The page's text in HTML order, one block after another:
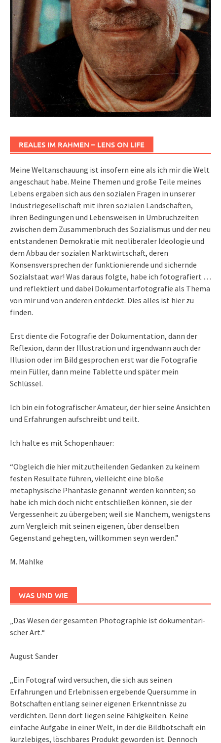
REALES IM RAHMEN – LENS ON LIFE
Meine Weltanschauung ist insofern eine als ich mir die Welt
angeschaut habe. Meine Themen und große Teile meines
Lebens ergaben sich aus den sozialen Fragen in unserer
Industriegesellschaft mit ihren sozialen Landschaften,
ihren Bedingungen und Lebensweisen in Umbruchzeiten
zwischen dem Zusammenbruch des Sozialismus und der neu
entstandenen Demokratie mit neoliberaler Ideologie und
dem Abbau der sozialen Marktwirtschaft, deren
Konsensversprechen der funktionierende und sichernde
Sozialstaat war! Was daraus folgte, habe ich fotografiert …
und reflektiert und dabei Dokumentarfotografie als Thema
von mir und von anderen entdeckt. Dies alles ist hier zu
finden.
Erst diente die Fotografie der Dokumentation, dann der
Reflexion, dann der Illustration und irgendwann auch der
Illusion oder im Bild gesprochen erst war die Fotografie
mein Füller, dann meine Tablette und später mein
Schlüssel.
Ich bin ein fotografischer Amateur, der hier seine Ansichten
und Erfahrungen aufschreibt und teilt.
Ich halte es mit Schopenhauer:
“Obgleich die hier mitzutheilenden Gedanken zu keinem
festen Resultate führen, vielleicht eine bloße
metaphysische Phantasie genannt werden könnten; so
habe ich mich doch nicht entschließen können, sie der
Vergessenheit zu übergeben; weil sie Manchem, wenigstens
zum Vergleich mit seinen eigenen, über denselben
Gegenstand gehegten, willkommen seyn werden.”
M. Mahlke
WAS UND WIE
„Das We­sen der ge­sam­ten Pho­to­gra­phie ist do­ku­men­ta­ri­
scher Art.“
August Sander
„Ein Fotograf wird versuchen, die sich aus seinen
Erfahrungen und Erlebnissen ergebende Quersumme in
Botschaften entlang seiner eigenen Erkenntnisse zu
verdichten. Denn dort liegen seine Fähigkeiten. Keine
einfache Aufgabe in einer Welt, in der die Bildbotschaft ein
kurzlebiges, löschbares Produkt geworden ist. Dennoch